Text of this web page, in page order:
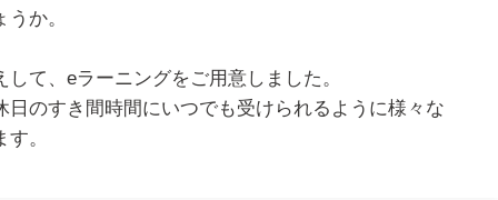
か。
て、eラーニングをご用意しました。
日のすき間時間にいつでも受けられるように様々な
。